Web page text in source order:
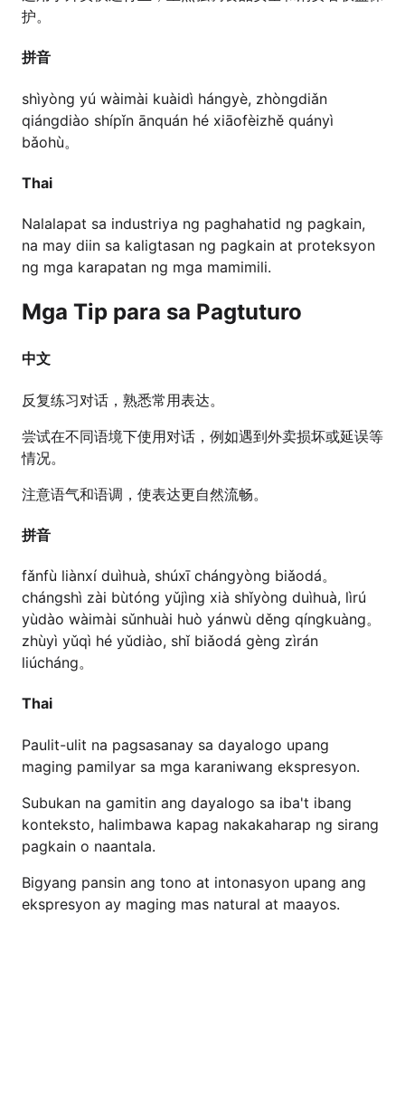
护。
拼音
shìyòng yú wàimài kuàidì hángyè, zhòngdiǎn
qiángdiào shípǐn ānquán hé xiāofèizhě quányì
bǎohù。
Thai
Nalalapat sa industriya ng paghahatid ng pagkain,
na may diin sa kaligtasan ng pagkain at proteksyon
ng mga karapatan ng mga mamimili.
Mga Tip para sa Pagtuturo
中文
反复练习对话，熟悉常用表达。
尝试在不同语境下使用对话，例如遇到外卖损坏或延误等
情况。
注意语气和语调，使表达更自然流畅。
拼音
fǎnfù liànxí duìhuà, shúxī chángyòng biǎodá。
chángshì zài bùtóng yǔjìng xià shǐyòng duìhuà, lìrú
yùdào wàimài sǔnhuài huò yánwù děng qíngkuàng。
zhùyì yǔqì hé yǔdiào, shǐ biǎodá gèng zìrán
liúcháng。
Thai
Paulit-ulit na pagsasanay sa dayalogo upang
maging pamilyar sa mga karaniwang ekspresyon.
Subukan na gamitin ang dayalogo sa iba't ibang
konteksto, halimbawa kapag nakakaharap ng sirang
pagkain o naantala.
Bigyang pansin ang tono at intonasyon upang ang
ekspresyon ay maging mas natural at maayos.